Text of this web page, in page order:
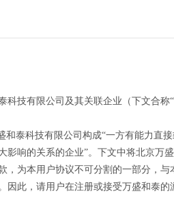
科技有限公司及其关联企业（下文合
和泰科技有限公司构成“一方有能力直
响的关系的企业”。下文中将北京万
，为本用户协议不可分割的一部分，
因此，请用户在注册或接受万盛和泰